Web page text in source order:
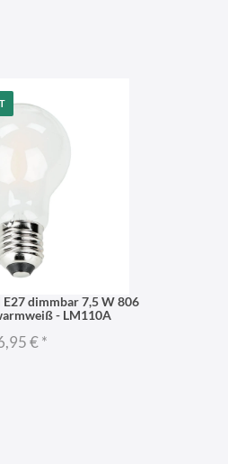
dimmbar 7,5 W 806
- LM110A
€*